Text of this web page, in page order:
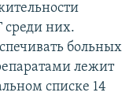
них.
больных
лежит
списке 14